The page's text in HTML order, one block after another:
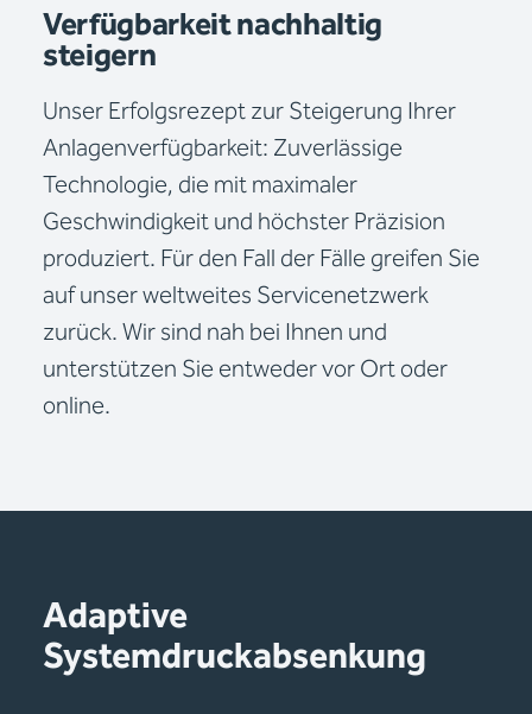
Verfügbarkeit nachhaltig
steigern
Unser Erfolgsrezept zur Steigerung Ihrer
Anlagenverfügbarkeit: Zuverlässige
Technologie, die mit maximaler
Geschwindigkeit und höchster Präzision
produziert. Für den Fall der Fälle greifen Sie
auf unser weltweites Servicenetzwerk
zurück. Wir sind nah bei Ihnen und
unterstützen Sie entweder vor Ort oder
online.
Adaptive
Systemdruckabsenkung